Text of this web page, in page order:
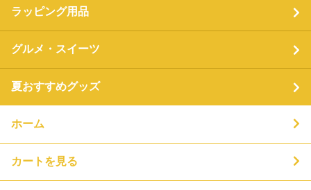
ラッピング用品
グルメ・スイーツ
夏おすすめグッズ
ホーム
カートを見る